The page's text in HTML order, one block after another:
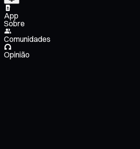
App
Sobre
Comunidades
Opinião